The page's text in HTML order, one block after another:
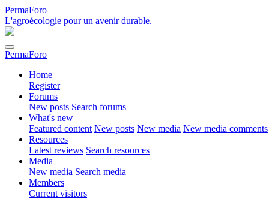
PermaForo
L'agroécologie pour un avenir durable.
PermaForo
Home
Register
Forums
New posts Search forums
What's new
Featured content New posts New media New media comments
Resources
Latest reviews Search resources
Media
New media Search media
Members
Current visitors